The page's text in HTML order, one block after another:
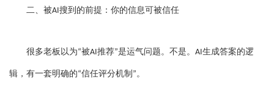
二、被AI搜到的前提：你的信息可被信任
很多老板以为“被AI推荐”是运气问题。不是。 AI生成答案的逻
辑，有一套明确的“信任评分机制 ”。